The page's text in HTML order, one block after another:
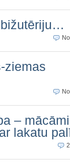
ziemas
–
lakatu